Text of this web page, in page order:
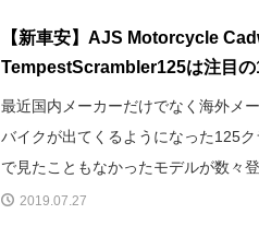
【新車安】AJS Motorcycle
TempestScrambler125は注目の
最近国内メーカーだけでなく海外メ
バイクが出てくるようになった125ク
で見たこともなかったモデルが数々
2019.07.27